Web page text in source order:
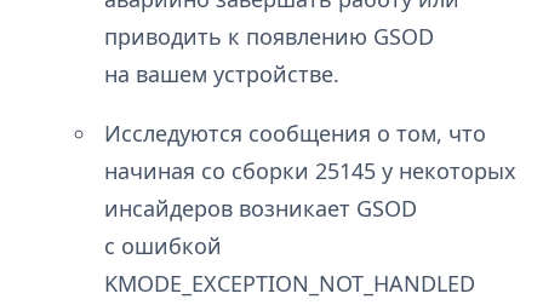
приводить к появлению GSOD
на вашем устройстве.
Исследуются сообщения о том, что
начиная со сборки 25145 у некоторых
инсайдеров возникает GSOD
с ошибкой
KMODE_EXCEPTION_NOT_HANDLED